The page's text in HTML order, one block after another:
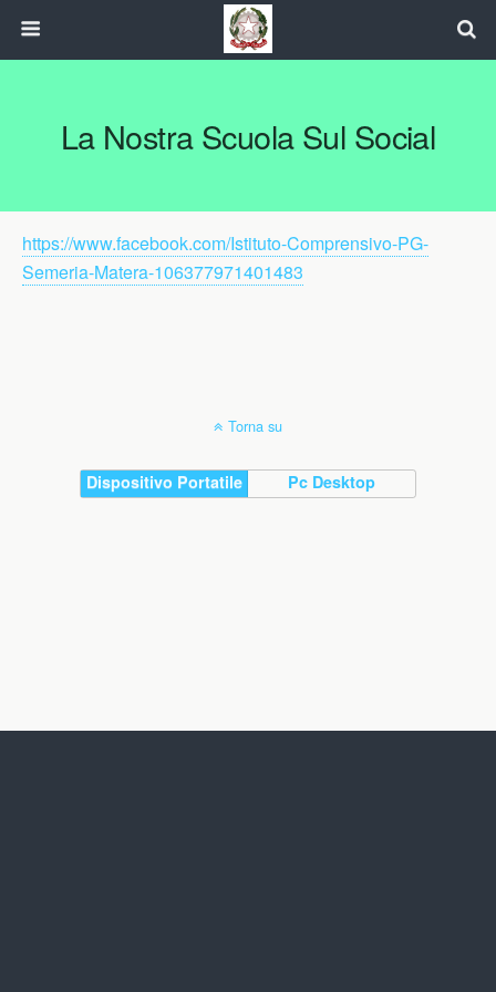
La Nostra Scuola Sul Social
https://www.facebook.com/Istituto-Comprensivo-PG-
Semeria-Matera-106377971401483
Torna su
Dispositivo Portatile Pc Desktop